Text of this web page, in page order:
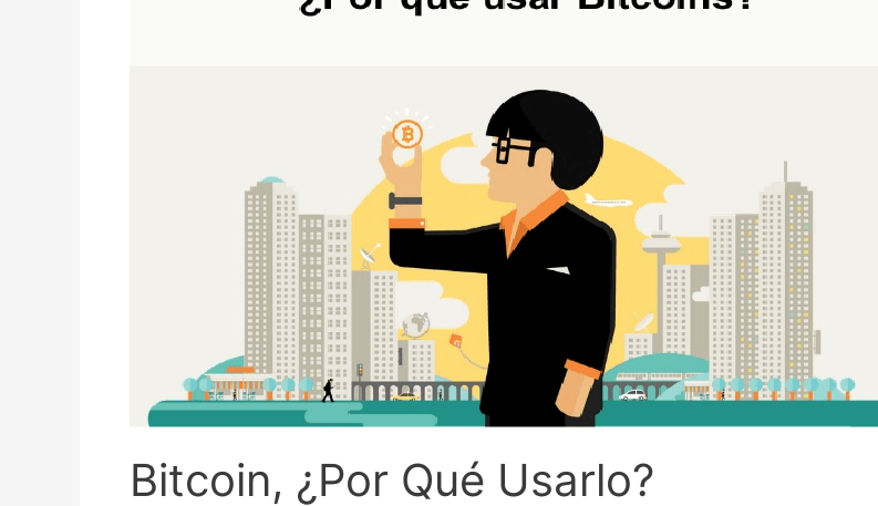
Bitcoin, ¿Por Qué Usarlo?